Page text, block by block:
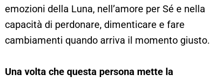
emozioni della Luna, nell’amore per Sé e nella
capacità di perdonare, dimenticare e fare
cambiamenti quando arriva il momento giusto.
Una volta che questa persona mette la